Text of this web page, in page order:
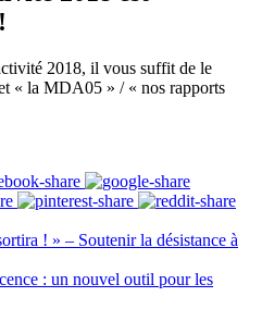
2018, il vous suffit de le
« la MDA05 » / « nos rapports
! » – Soutenir la désistance à
: un nouvel outil pour les